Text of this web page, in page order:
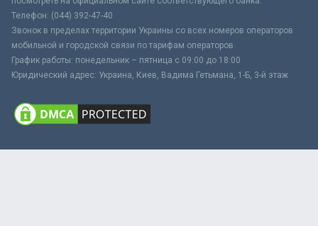
Телефон: (044) 392-47-40
Звонок в пределах территории Украины со всех номеров операторов
мобильной и городской связи по тарифам операторов
График работы: понедельник – пятница с 09:00 до 18:00
Юридический адрес: Украина, Киев, Вадима Гетьмана, 1-Б, 3-й этаж